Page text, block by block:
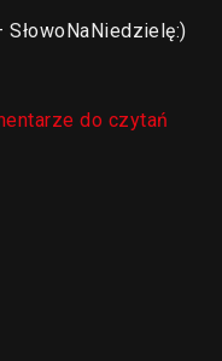
do czytań